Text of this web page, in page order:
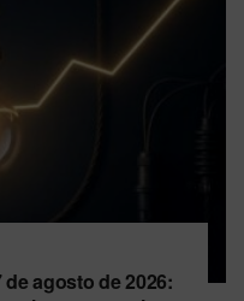
agosto de 2026: